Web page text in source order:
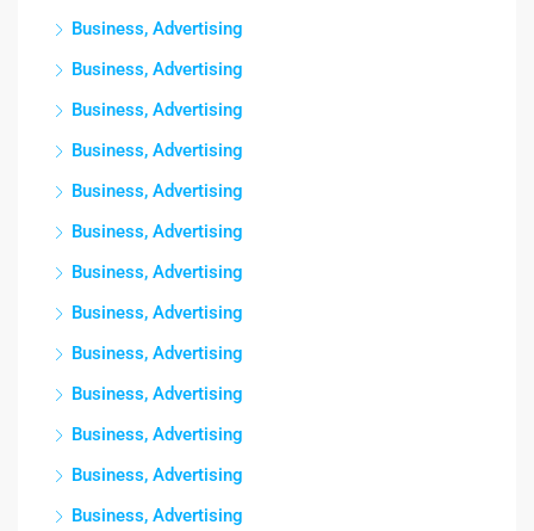
Business, Advertising
Business, Advertising
Business, Advertising
Business, Advertising
Business, Advertising
Business, Advertising
Business, Advertising
Business, Advertising
Business, Advertising
Business, Advertising
Business, Advertising
Business, Advertising
Business, Advertising